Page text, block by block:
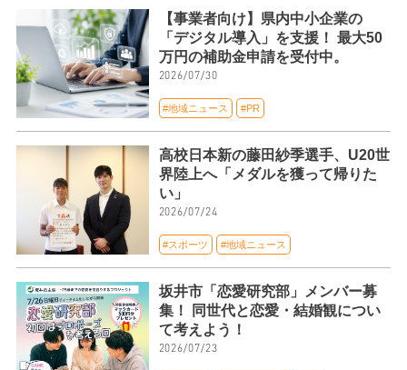
【事業者向け】県内中小企業の
「デジタル導入」を支援！ 最大50
万円の補助金申請を受付中。
2026/07/30
#地域ニュース #PR
高校日本新の藤田紗季選手、U20世
界陸上へ「メダルを獲って帰りた
い」
2026/07/24
#スポーツ #地域ニュース
坂井市「恋愛研究部」メンバー募
集！ 同世代と恋愛・結婚観につい
て考えよう！
2026/07/23